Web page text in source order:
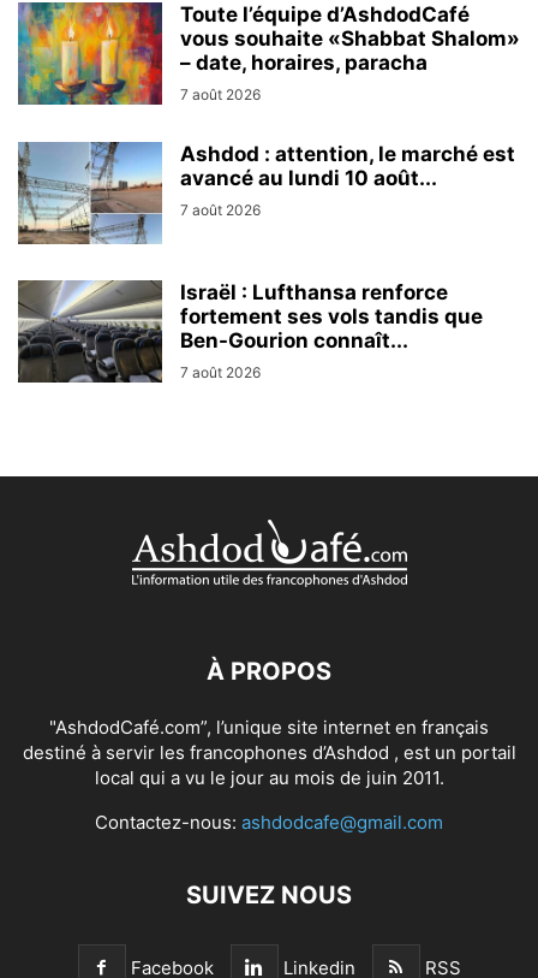
Toute l’équipe d’AshdodCafé
vous souhaite «Shabbat Shalom»
– date, horaires, paracha
7 août 2026
Ashdod : attention, le marché est
avancé au lundi 10 août...
7 août 2026
Israël : Lufthansa renforce
fortement ses vols tandis que
Ben-Gourion connaît...
7 août 2026
À PROPOS
"AshdodCafé.com”, l’unique site internet en français
destiné à servir les francophones d’Ashdod , est un portail
local qui a vu le jour au mois de juin 2011.
Contactez-nous: ashdodcafe@gmail.com
SUIVEZ NOUS
Facebook Linkedin RSS